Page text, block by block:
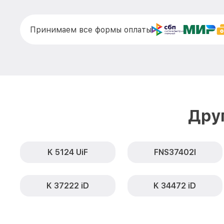
Принимаем все формы оплаты
K 5124 UiF FNS37402I
K 37222 iD K 34472 iD